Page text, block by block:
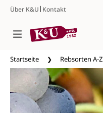
Zum Hauptinhalt springen
Über K&U| Kontakt
Startseite Rebsorten A-Z